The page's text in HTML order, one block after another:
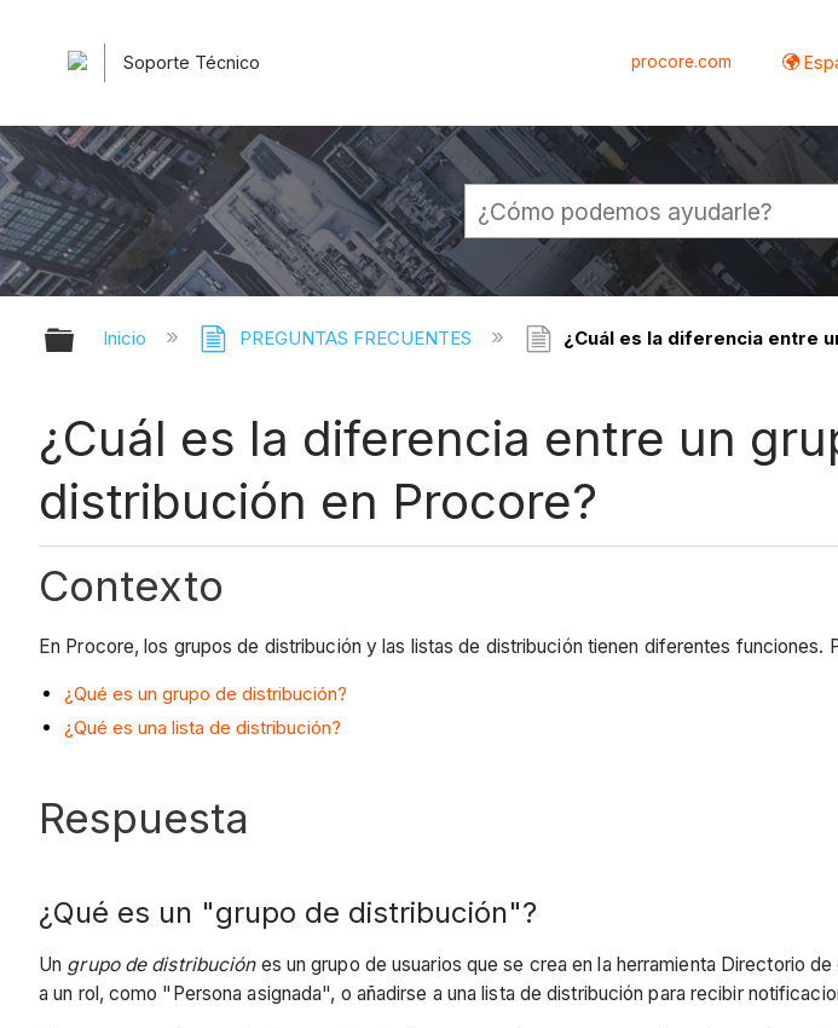
Soporte Técnico procore.com
Expandir/contraer jerarquía global
Inicio PREGUNTAS FRECUENTES ¿Cuál es la diferencia entre
¿Cuál es la diferencia entre un
distribución en Procore?
Contexto
En Procore, los grupos de distribución y las listas de distribución tienen diferentes funciones.
¿Qué es un grupo de distribución?
¿Qué es una lista de distribución?
Respuesta
¿Qué es un "grupo de distribución"?
Un grupo de distribuciónes un grupo de usuarios que se crea en la herramienta Directorio
a un rol, como "Persona asignada", o añadirse a una lista de distribución para recibir